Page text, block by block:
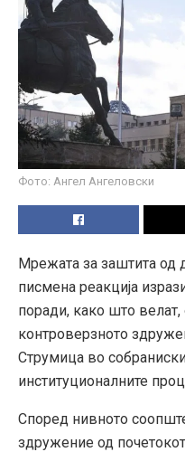
Фото: Ангел Ангеловски
Мрежата за заштита од
писмена реакција
поради, како што
контроверзното
Струмица во
институционалните
Според нивното
здружение од